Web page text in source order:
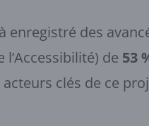
des
de 53
clés de ce